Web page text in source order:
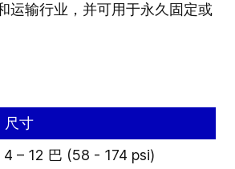
运输行业，并可用于永久固定或
尺寸
4 – 12 巴 (58 - 174 psi)